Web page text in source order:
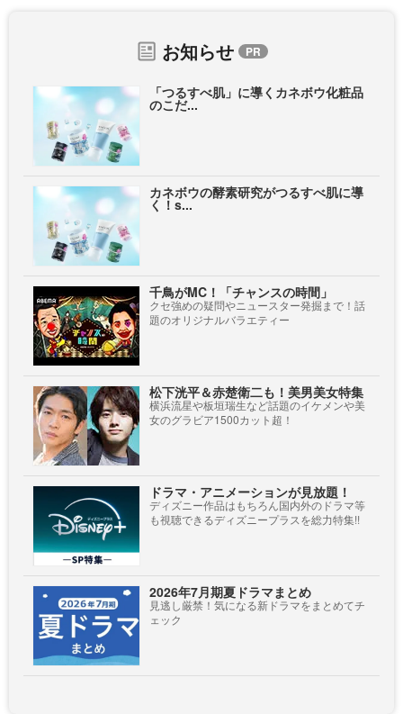
お知らせ
「つるすべ肌」に導くカネボウ化粧品
のこだ...
カネボウの酵素研究がつるすべ肌に導
く！s...
千鳥がMC！「チャンスの時間」
クセ強めの疑問やニュースター発掘まで！話
題のオリジナルバラエティー
松下洸平＆赤楚衛二も！美男美女特集
横浜流星や板垣瑞生など話題のイケメンや美
女のグラビア1500カット超！
ドラマ・アニメーションが見放題！
ディズニー作品はもちろん国内外のドラマ等
も視聴できるディズニープラスを総力特集!!
2026年7月期夏ドラマまとめ
見逃し厳禁！気になる新ドラマをまとめてチ
ェック